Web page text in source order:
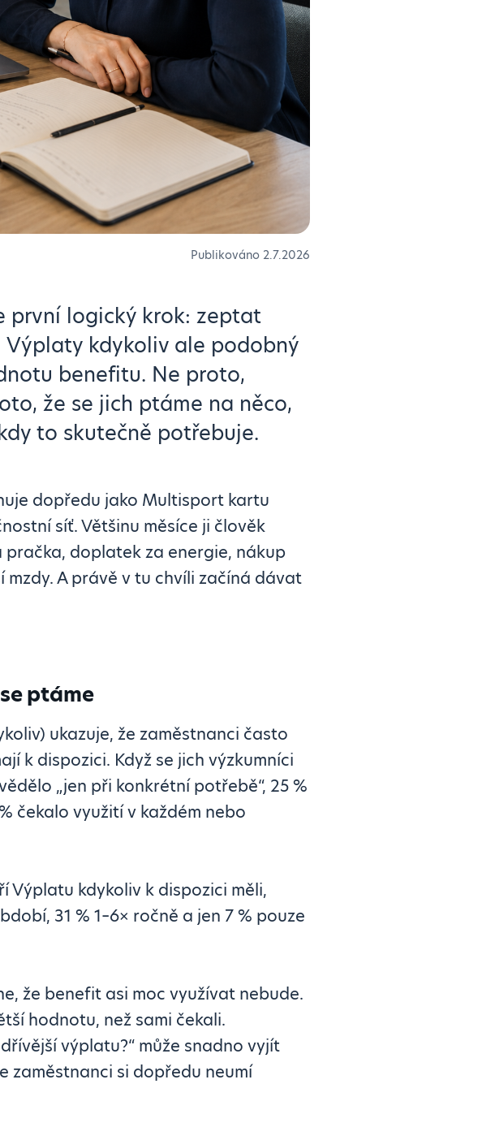
Publikováno 2.7.2026
první logický krok: zeptat
Výplaty kdykoliv ale podobný
benefitu. Ne proto,
že se jich ptáme na něco,
to skutečně potřebuje.
dopředu jako Multisport kartu
síť. Většinu měsíce ji člověk
doplatek za energie, nákup
A právě v tu chvíli začíná dávat
ptáme
ukazuje, že zaměstnanci často
k dispozici. Když se jich výzkumníci
„jen při konkrétní potřebě“, 25 %
čekalo využití v každém nebo
Výplatu kdykoliv k dispozici měli,
31 % 1–6× ročně a jen 7 % pouze
že benefit asi moc využívat nebude.
hodnotu, než sami čekali.
výplatu?“ může snadno vyjít
zaměstnanci si dopředu neumí